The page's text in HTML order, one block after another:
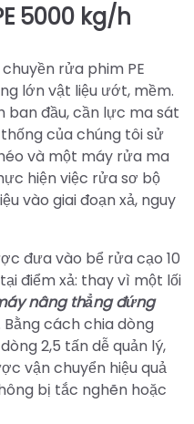
5000 kg/h
rửa phim PE
lớn vật liệu ướt, mềm.
ban đầu, cần lực ma sát
của chúng tôi sử
và một máy rửa ma
hiện việc rửa sơ bộ
vào giai đoạn xả, nguy
đưa vào bể rửa cạo 10
điểm xả: thay vì một lối
nâng thẳng đứng
cách chia dòng
2,5 tấn dễ quản lý,
vận chuyển hiệu quả
bị tắc nghẽn hoặc